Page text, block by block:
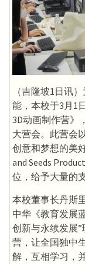
（吉隆坡1日讯
能，本校于3月1
3D动画制作营》
大营会。此营会
创意和梦想的美
and Seeds
位，给予大量的
本校董事长丹斯
中华《教育发展
创新与永续发展
营，让全国独中
解，互相学习，